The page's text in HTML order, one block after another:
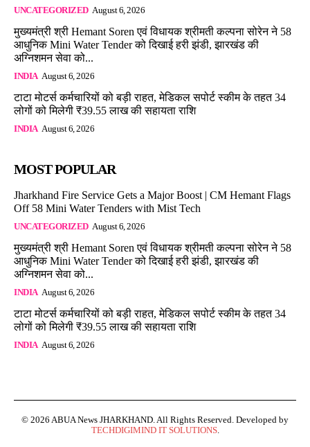
UNCATEGORIZED August 6, 2026
मुख्यमंत्री श्री Hemant Soren एवं विधायक श्रीमती कल्पना सोरेन ने 58
आधुनिक Mini Water Tender को दिखाई हरी झंडी, झारखंड की
अग्निशमन सेवा को...
INDIA August 6, 2026
टाटा मोटर्स कर्मचारियों को बड़ी राहत, मेडिकल सपोर्ट स्कीम के तहत 34
लोगों को मिलेगी ₹39.55 लाख की सहायता राशि
INDIA August 6, 2026
MOST POPULAR
Jharkhand Fire Service Gets a Major Boost | CM Hemant Flags
Off 58 Mini Water Tenders with Mist Tech
UNCATEGORIZED August 6, 2026
मुख्यमंत्री श्री Hemant Soren एवं विधायक श्रीमती कल्पना सोरेन ने 58
आधुनिक Mini Water Tender को दिखाई हरी झंडी, झारखंड की
अग्निशमन सेवा को...
INDIA August 6, 2026
टाटा मोटर्स कर्मचारियों को बड़ी राहत, मेडिकल सपोर्ट स्कीम के तहत 34
लोगों को मिलेगी ₹39.55 लाख की सहायता राशि
INDIA August 6, 2026
© 2026 ABUA News JHARKHAND. All Rights Reserved. Developed by
TECHDIGIMIND IT SOLUTIONS.